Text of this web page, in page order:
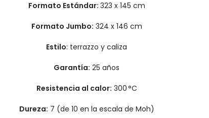
Formato Estándar: 323 x 145 cm
Formato Jumbo: 324 x 146 cm
Estilo: terrazzo y caliza
Garantía: 25 años
Resistencia al calor: 300 °C
Dureza: 7 (de 10 en la escala de Moh)